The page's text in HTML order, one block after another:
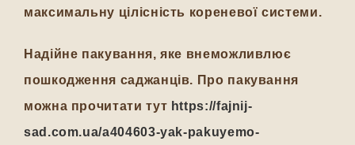
максимальну цілісність кореневої системи.
Надійне пакування, яке внеможливлює
пошкодження саджанців. Про пакування
можна прочитати тут https://fajnij-
sad.com.ua/a404603-yak-pakuyemo-